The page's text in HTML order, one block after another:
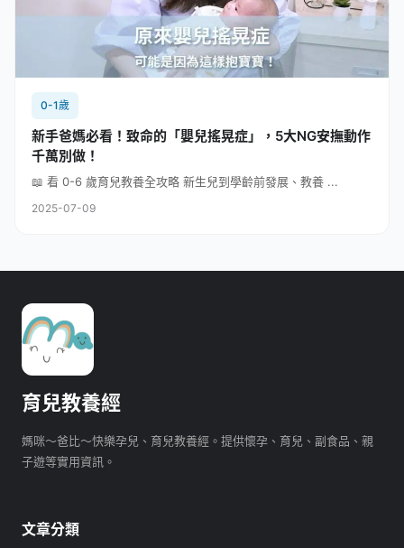
0-1歲
新手爸媽必看！致命的「嬰兒搖晃症」，5大NG安撫動作
千萬別做！
📖 看 0-6 歲育兒教養全攻略 新生兒到學齡前發展、教養 ...
2025-07-09
育兒教養經
媽咪～爸比～快樂孕兒、育兒教養經。提供懷孕、育兒、副食品、親
子遊等實用資訊。
文章分類